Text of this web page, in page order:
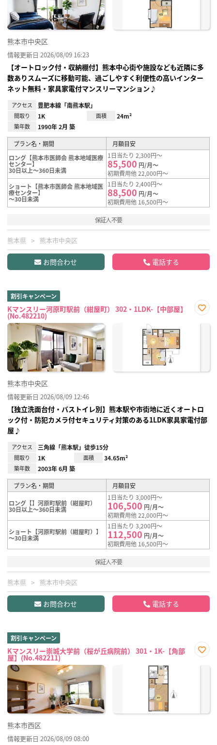
熊本市中央区
情報更新日 2026/08/09 16:23
【オートロック付・収納棚付】熊本中心街や施設なども近隣に多
数ありスムーズに移動可能、過ごしやすく利便性の高いインター
ネット無料・家具家電付マンスリーマンション♪
アクセス 豊肥本線「南熊本駅」
間取り 1K 面積 24m²
築年数 1990年 2月 築
プラン名・期間
月額目安
ロング【熊本市医師会 熊本地域医療
センター】
30日以上～360日未満
1日当たり 2,300円～
85,500 円/月～
初期費用他 22,000円～
ショート【熊本市医師会 熊本地域医
療センター】
～30日未満
1日当たり 2,400円～
88,500 円/月～
初期費用他 16,500円～
保証人不要
熊本県 熊本市中央区
お問合わせ 電話する
割引キャンペーン
Kマンスリー河原町駅前（紺屋町） 302・1LDK-【中部屋】
(No.482210)
に入
熊本市中央区
情報更新日 2026/08/09 12:46
【独立洗面台付・バストイレ別】熊本駅や市街地に近くオートロ
ック付・防犯カメラ付セキュリティ対策のある1LDK家具家電付部
屋♪
アクセス 三角線「熊本駅」徒歩15分
間取り 1K 面積 34.65m²
築年数 2003年 6月 築
プラン名・期間 月額目安
ロング【】河原町駅前（紺屋町）
30日以上～360日未満
1日当たり 3,000円～
106,500 円/月～
初期費用他 22,000円～
ショート【河原町駅前（紺屋町）】
～30日未満
1日当たり 3,200円～
112,500 円/月～
初期費用他 16,500円～
保証人不要
熊本県 熊本市中央区
お問合わせ 電話する
割引キャンペーン
Kマンスリー崇城大学前（桜が丘病院前） 301・1K-【角部
屋】(No.482211)
に入
熊本市西区
情報更新日 2026/08/09 08:00